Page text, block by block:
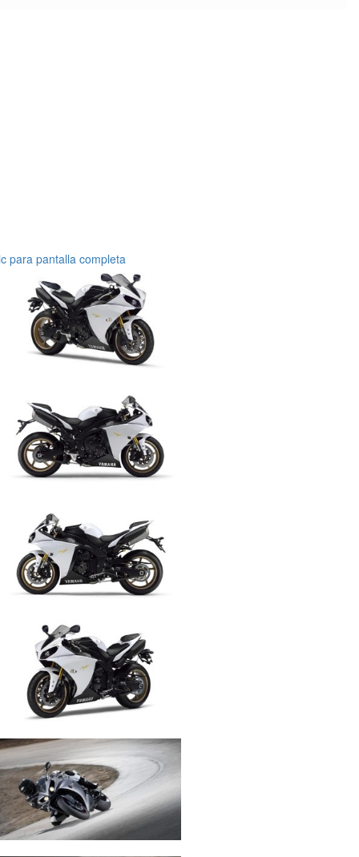
para pantalla completa